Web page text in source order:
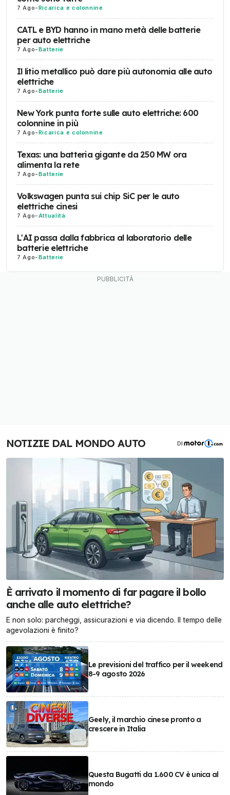
7 Ago-Ricarica e colonnine
CATL e BYD hanno in mano metà delle batterie
per auto elettriche
7 Ago-Batterie
Il litio metallico può dare più autonomia alle auto
elettriche
7 Ago-Batterie
New York punta forte sulle auto elettriche: 600
colonnine in più
7 Ago-Ricarica e colonnine
Texas: una batteria gigante da 250 MW ora
alimenta la rete
7 Ago-Batterie
Volkswagen punta sui chip SiC per le auto
elettriche cinesi
7 Ago-Attualità
L'AI passa dalla fabbrica al laboratorio delle
batterie elettriche
7 Ago-Batterie
NOTIZIE DAL MONDO AUTO DI
È arrivato il momento di far pagare il bollo
anche alle auto elettriche?
E non solo: parcheggi, assicurazioni e via dicendo. Il tempo delle
agevolazioni è finito?
Le previsioni del traffico per il weekend
8-9 agosto 2026
Geely, il marchio cinese pronto a
crescere in Italia
Questa Bugatti da 1.600 CV è unica al
mondo